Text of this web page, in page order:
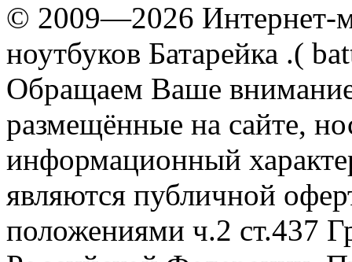
© 2009—2026 Интернет-
ноутбуков Батарейка .(
Обращаем Ваше
размещённые на сайте,
информационный
являются публичной
положениями ч.2 ст.437